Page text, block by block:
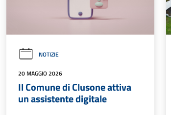
NOTIZIE
20 MAGGIO 2026
Il Comune di Clusone attiva
un assistente digitale